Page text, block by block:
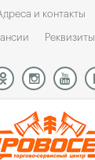
и контакты
Реквизиты